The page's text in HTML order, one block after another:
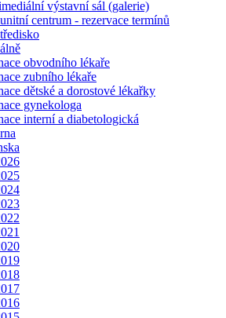
výstavní sál (galerie)
centrum - rezervace termínů
obvodního lékaře
zubního lékaře
dětské a dorostové lékařky
gynekologa
interní a diabetologická